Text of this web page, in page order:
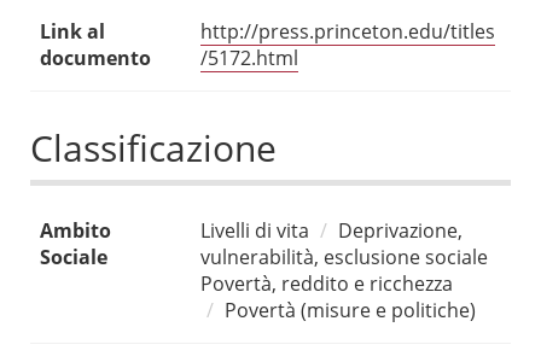
Link al
documento
http://press.princeton.edu/titles
/5172.html
Classificazione
Ambito
Sociale
Livelli di vita
Deprivazione,
vulnerabilità, esclusione sociale
Povertà, reddito e ricchezza
Povertà (misure e politiche)